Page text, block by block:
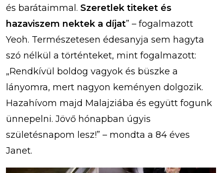
és barátaimmal. Szeretlek titeket és
hazaviszem nektek a díjat” – fogalmazott
Yeoh. Természetesen édesanyja sem hagyta
szó nélkül a történteket, mint fogalmazott:
„Rendkívül boldog vagyok és büszke a
lányomra, mert nagyon keményen dolgozik.
Hazahívom majd Malajziába és együtt fogunk
ünnepelni. Jövő hónapban úgyis
születésnapom lesz!” – mondta a 84 éves
Janet.